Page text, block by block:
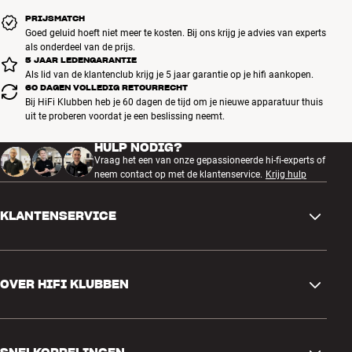
PRIJSMATCH
Goed geluid hoeft niet meer te kosten. Bij ons krijg je advies van experts
als onderdeel van de prijs.
5 JAAR LEDENGARANTIE
Als lid van de klantenclub krijg je 5 jaar garantie op je hifi aankopen.
60 DAGEN VOLLEDIG RETOURRECHT
Bij HiFi Klubben heb je 60 dagen de tijd om je nieuwe apparatuur thuis
uit te proberen voordat je een beslissing neemt.
HULP NODIG?
Vraag het een van onze gepassioneerde hi-fi-experts of
neem contact op met de klantenservice. Krijg hulp
KLANTENSERVICE
Ruilen en retourneren
OVER HIFI KLUBBEN